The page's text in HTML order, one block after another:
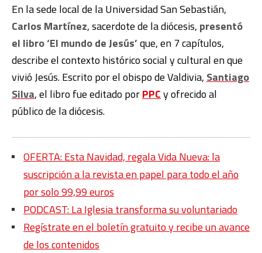
En la sede local de la Universidad San Sebastián,
Carlos Martínez, sacerdote de la diócesis, presentó
el libro ‘El mundo de Jesús’que, en 7 capítulos,
describe el contexto histórico social y cultural en que
vivió Jesús. Escrito por el obispo de Valdivia, Santiago
Silva, el libro fue editado porPPCy ofrecido al
público de la diócesis.
OFERTA: Esta Navidad, regala Vida Nueva: la
suscripción a la revista en papel para todo el año
por solo 99,99 euros
PODCAST: La Iglesia transforma su voluntariado
Regístrate en el boletín gratuito y recibe un avance
de los contenidos